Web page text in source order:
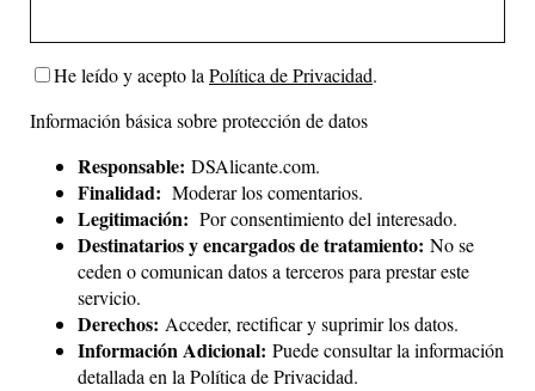
He leído y acepto laPolítica de Privacidad.
Información básica sobre protección de datos
Responsable: DSAlicante.com.
Finalidad: Moderar los comentarios.
Legitimación: Por consentimiento del interesado.
Destinatarios y encargados de tratamiento: No se
ceden o comunican datos a terceros para prestar este
servicio.
Derechos: Acceder, rectificar y suprimir los datos.
Información Adicional: Puede consultar la información
detallada en laPolítica de Privacidad.